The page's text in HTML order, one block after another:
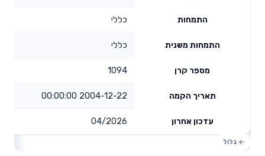
התמחות כללי
התמחות משנית כללי
מספר קרן 1094
תאריך הקמה 2004-12-22 00:00:00
עדכון אחרון 04/2026